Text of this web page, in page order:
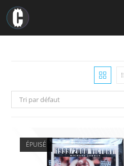
Tri par défaut
ÉPUISÉ